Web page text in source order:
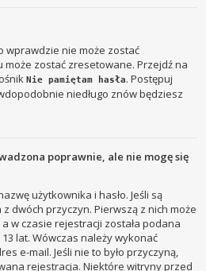
wprawdzie nie może zostać
zostać zresetowane. Przejdź na
Nie pamiętam hasła. Postępuj
niedługo znów będziesz
poprawnie, ale nie mogę się
użytkownika i hasło. Jeśli są
dwóch przyczyn. Pierwszą z nich może
a w czasie rejestracji została podana
lat. Wówczas należy wykonać
e-mail. Jeśli nie to było przyczyną,
rejestracja. Niektóre witryny przed